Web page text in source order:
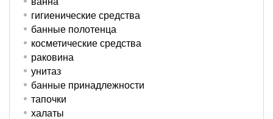
гигиенические средства
банные полотенца
косметические средства
раковина
унитаз
банные принадлежности
тапочки
халаты